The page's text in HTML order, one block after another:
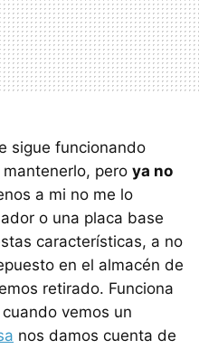
sigue funcionando
pero ya no
a mi no me lo
o una placa base
características, a no
en el almacén de
retirado. Funciona
vemos un
nos damos cuenta de